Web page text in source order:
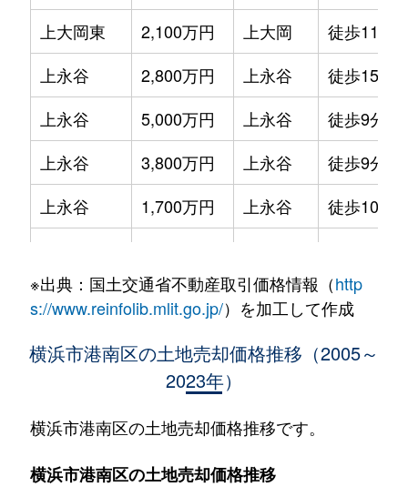
上大岡東
2,100万円 上大岡
徒歩11分
上永谷
2,800万円 上永谷
徒歩15分
上永谷
5,000万円 上永谷
徒歩9分
上永谷
3,800万円 上永谷
徒歩9分
上永谷
1,700万円 上永谷
徒歩10分
上永谷
20,000万円 上永谷
徒歩9分
2,700万円
港南
1,300万円 港南中央
港南
3,200万円 港南中央
※出典：国土交通省不動産取引価格情報（http
s://www.reinfolib.mlit.go.jp/）を加工して作成
横浜市港南区の土地売却価格推移（2005～
2023年）
横浜市港南区の土地売却価格推移です。
横浜市港南区の土地売却価格推移